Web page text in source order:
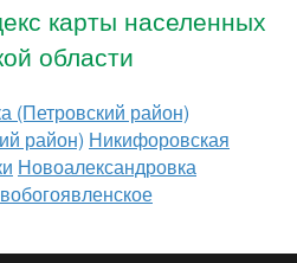
карты населенных
области
(Петровский район)
район) Никифоровская
Новоалександровка